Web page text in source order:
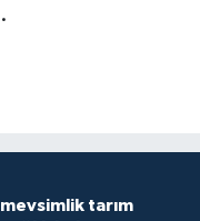
tarım